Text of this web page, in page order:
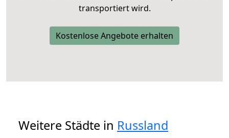
transportiert wird.
Kostenlose Angebote erhalten
Weitere Städte in Russland